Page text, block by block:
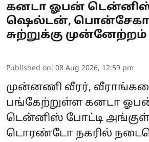
கனடா ஓபன்
ஷெல்டன், பொன்சேகா
சுற்றுக்கு முன்னேற்றம்
Published on: 08 Aug 2026, 12:59 pm
முன்னணி வீரர்,
பங்கேற்றுள்ள கனடா
டென்னிஸ் போட்டி
டொரண்டோ நகரில்